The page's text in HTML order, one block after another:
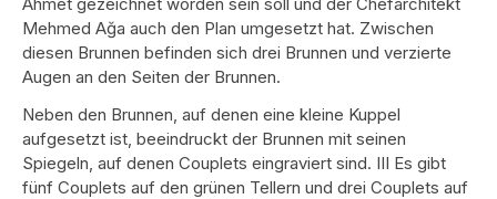
Mehmed Ağa auch den Plan umgesetzt hat. Zwischen
diesen Brunnen befinden sich drei Brunnen und verzierte
Augen an den Seiten der Brunnen.
Neben den Brunnen, auf denen eine kleine Kuppel
aufgesetzt ist, beeindruckt der Brunnen mit seinen
Spiegeln, auf denen Couplets eingraviert sind. III Es gibt
fünf Couplets auf den grünen Tellern und drei Couplets auf